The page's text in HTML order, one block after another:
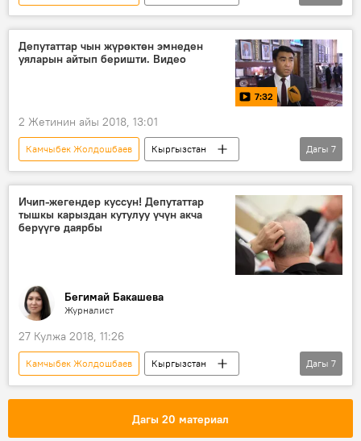
Коом
Жаңылыктар
мектеп
имарат
Депутаттар чын жүрөктөн эмнеден
уяларын айтып беришти. Видео
7:32
2 Жетинин айы 2018, 13:01
Камчыбек Жолдошбаев
Кыргызстан
Мультимедиа
Коом
Видео
Таабалды Тиллаев
Жогорку Кеңеш
Сурамжылоо
Дагы 7
Ичип-жегендер куссун! Депутаттар
тышкы карыздан кутулуу үчүн акча
берүүгө даярбы
Бегимай Бакашева
Журналист
27 Кулжа 2018, 11:26
Камчыбек Жолдошбаев
Кыргызстан
Коом
Жаңылыктар
Ой-пикир
эсеп
Дагы 7
Дагы 20 материал